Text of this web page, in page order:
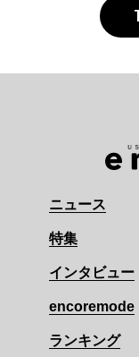
ニュース
特集
インタビュー
encoremode
ランキング